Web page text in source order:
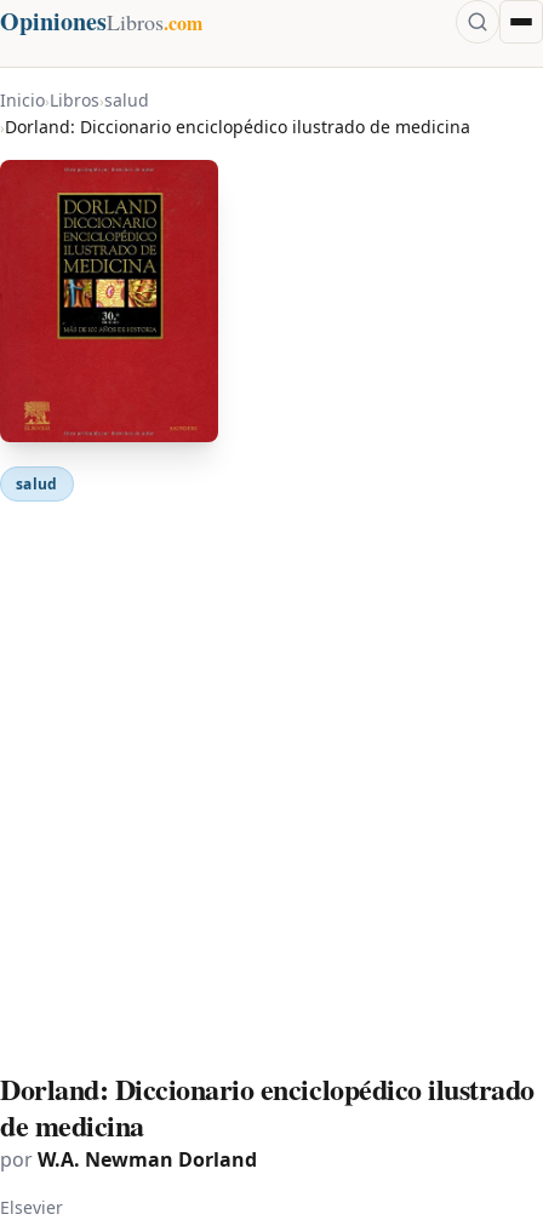
OpinionesLibros.com
Inicio›Libros›salud
›Dorland: Diccionario enciclopédico ilustrado de medicina
salud
Dorland: Diccionario enciclopédico ilustrado
de medicina
porW.A. Newman Dorland
Elsevier